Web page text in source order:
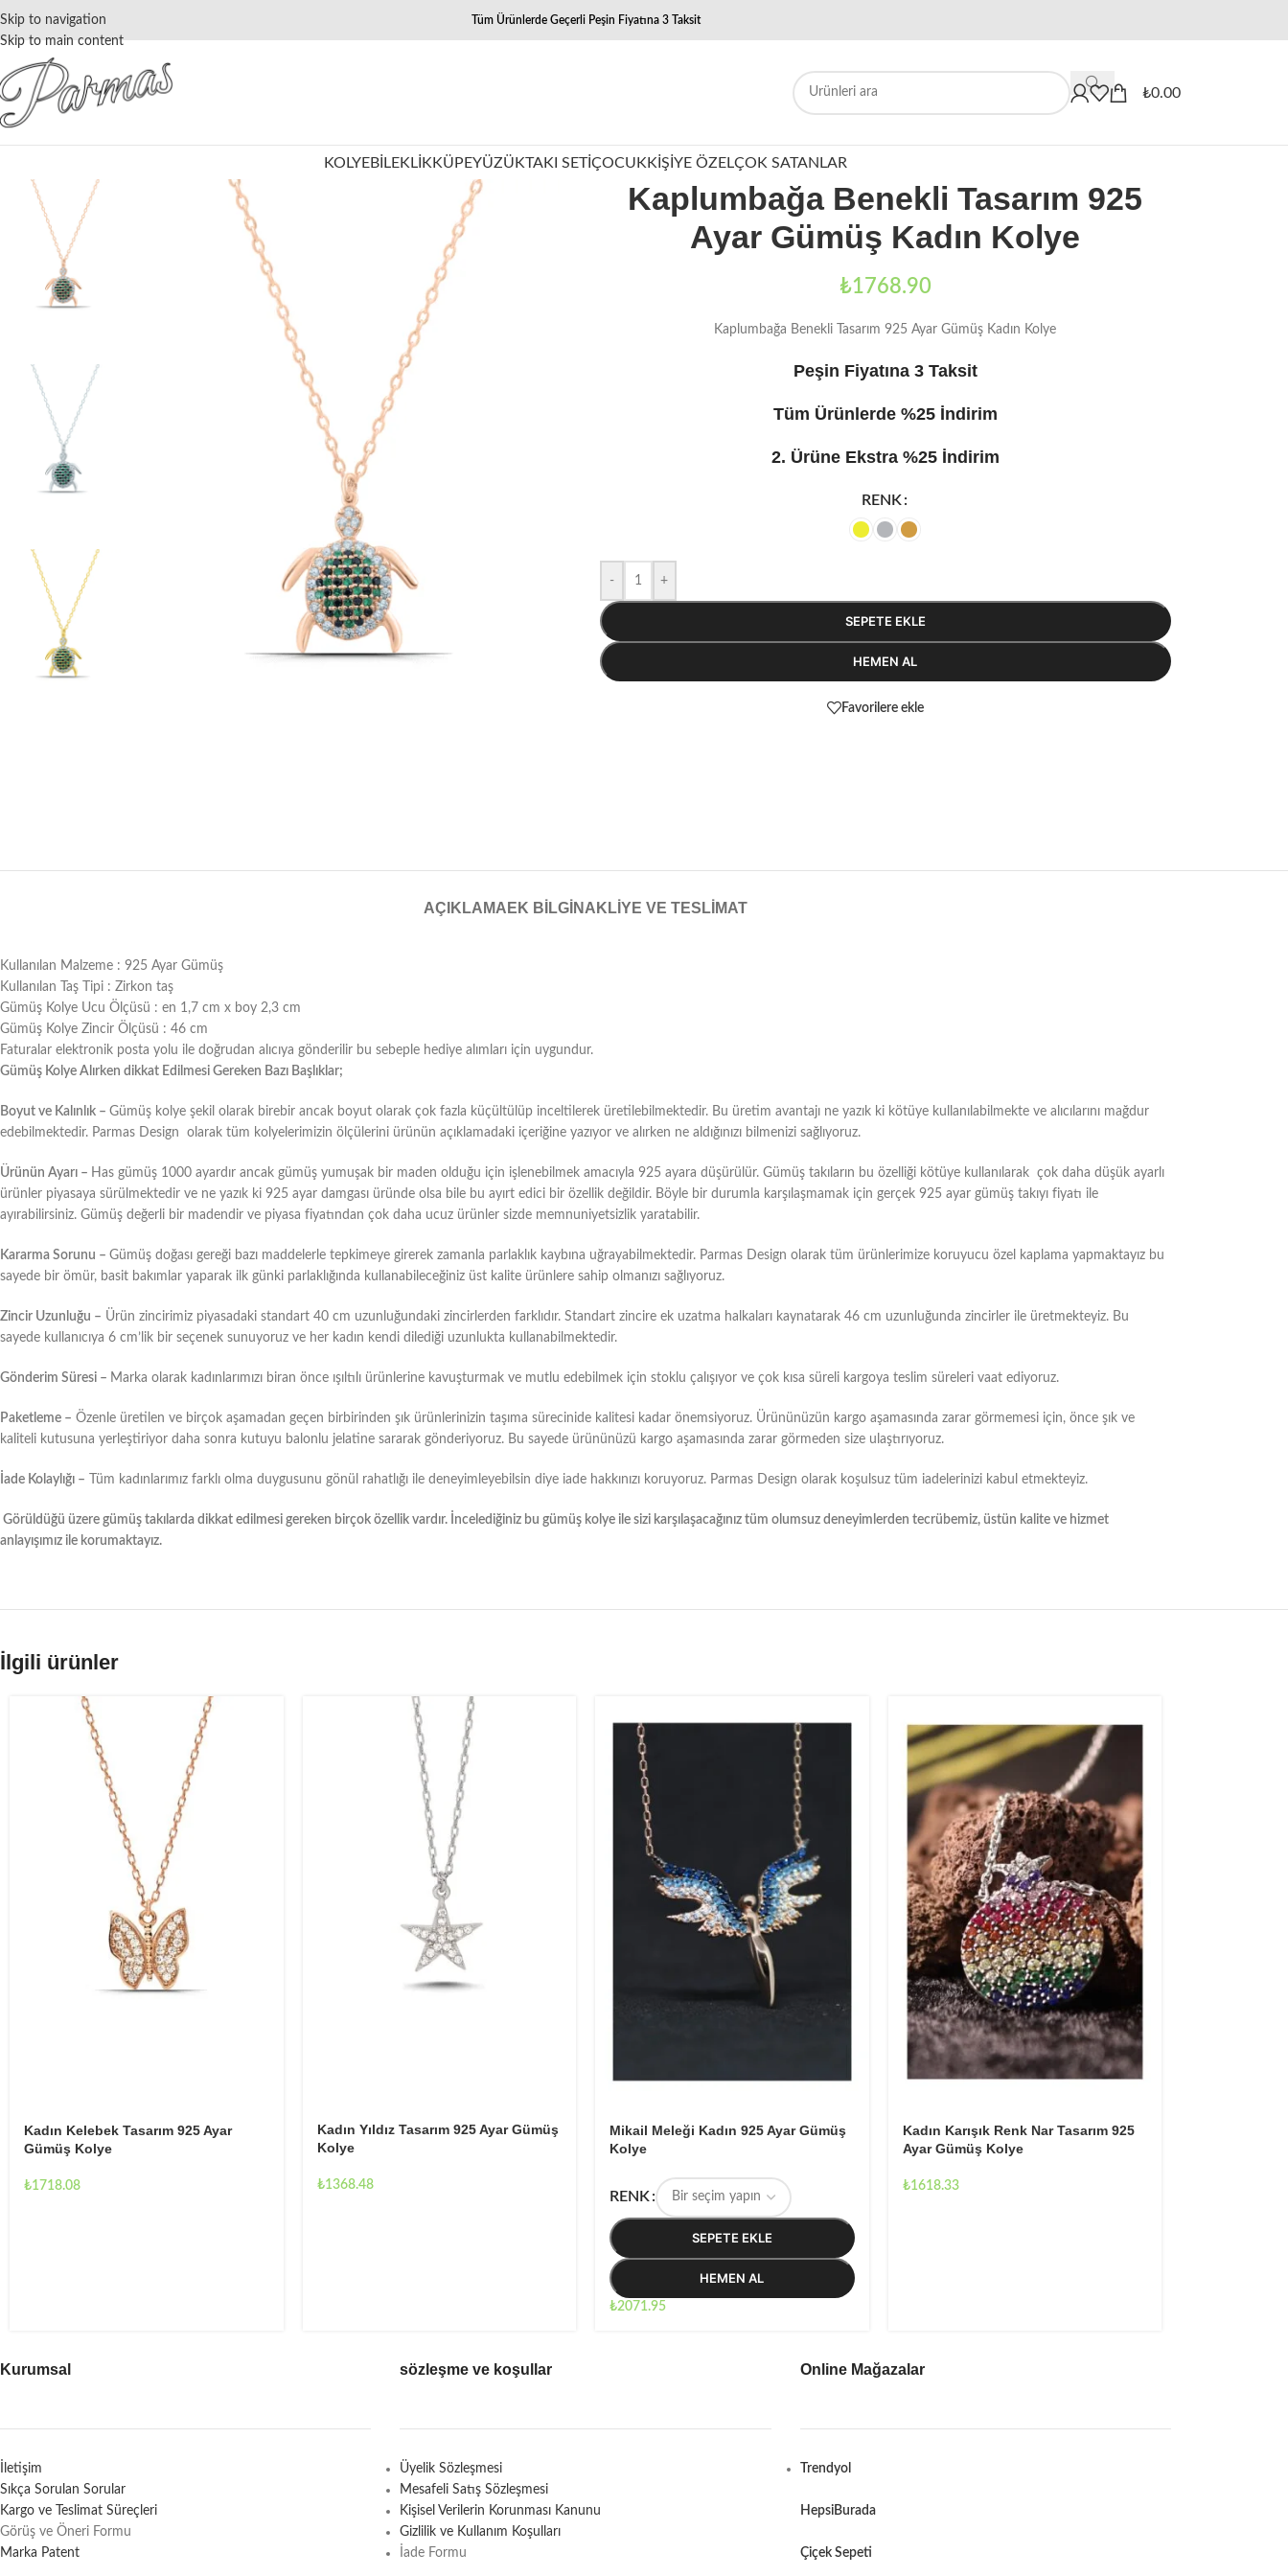
Skip to navigation
Skip to main content
Tüm Ürünlerde Geçerli Peşin Fiyatına 3 Taksit
When autocomplete results are
₺0.00
KOLYEBILEKLIKKÜPEYÜZÜKTAKI SETIÇOCUKKIŞIYE ÖZELÇOK SATANLAR
Kaplumbağa Benekli Tasarım 925
Ayar Gümüş Kadın Kolye
₺1768.90
Kaplumbağa Benekli Tasarım 925 Ayar Gümüş Kadın Kolye
Peşin Fiyatına 3 Taksit
Tüm Ürünlerde %25 İndirim
2. Ürüne Ekstra %25 İndirim
RENK
- +
SEPETE EKLE
HEMEN AL
Favorilere ekle
AÇIKLAMA EK BILGI NAKLIYE VE TESLIMAT
Kullanılan Malzeme : 925 Ayar Gümüş
Kullanılan Taş Tipi : Zirkon taş
Gümüş Kolye Ucu Ölçüsü : en 1,7 cm x boy 2,3 cm
Gümüş Kolye Zincir Ölçüsü : 46 cm
Faturalar elektronik posta yolu ile doğrudan alıcıya gönderilir bu sebeple hediye alımları için uygundur.
Gümüş Kolye Alırken dikkat Edilmesi Gereken Bazı Başlıklar;
Boyut ve Kalınlık – Gümüş kolye şekil olarak birebir ancak boyut olarak çok fazla küçültülüp inceltilerek üretilebilmektedir. Bu üretim avantajı ne yazık ki kötüye kullanılabilmekte ve alıcılarını mağdur
edebilmektedir. Parmas Design olarak tüm kolyelerimizin ölçülerini ürünün açıklamadaki içeriğine yazıyor ve alırken ne aldığınızı bilmenizi sağlıyoruz.
Ürünün Ayarı – Has gümüş 1000 ayardır ancak gümüş yumuşak bir maden olduğu için işlenebilmek amacıyla 925 ayara düşürülür. Gümüş takıların bu özelliği kötüye kullanılarak çok daha düşük ayarlı
ürünler piyasaya sürülmektedir ve ne yazık ki 925 ayar damgası üründe olsa bile bu ayırt edici bir özellik değildir. Böyle bir durumla karşılaşmamak için gerçek 925 ayar gümüş takıyı fiyatı ile
ayırabilirsiniz. Gümüş değerli bir madendir ve piyasa fiyatından çok daha ucuz ürünler sizde memnuniyetsizlik yaratabilir.
Kararma Sorunu – Gümüş doğası gereği bazı maddelerle tepkimeye girerek zamanla parlaklık kaybına uğrayabilmektedir. Parmas Design olarak tüm ürünlerimize koruyucu özel kaplama yapmaktayız bu
sayede bir ömür, basit bakımlar yaparak ilk günki parlaklığında kullanabileceğiniz üst kalite ürünlere sahip olmanızı sağlıyoruz.
Zincir Uzunluğu – Ürün zincirimiz piyasadaki standart 40 cm uzunluğundaki zincirlerden farklıdır. Standart zincire ek uzatma halkaları kaynatarak 46 cm uzunluğunda zincirler ile üretmekteyiz. Bu
sayede kullanıcıya 6 cm’lik bir seçenek sunuyoruz ve her kadın kendi dilediği uzunlukta kullanabilmektedir.
Gönderim Süresi – Marka olarak kadınlarımızı biran önce ışıltılı ürünlerine kavuşturmak ve mutlu edebilmek için stoklu çalışıyor ve çok kısa süreli kargoya teslim süreleri vaat ediyoruz.
Paketleme – Özenle üretilen ve birçok aşamadan geçen birbirinden şık ürünlerinizin taşıma sürecinide kalitesi kadar önemsiyoruz. Ürününüzün kargo aşamasında zarar görmemesi için, önce şık ve
kaliteli kutusuna yerleştiriyor daha sonra kutuyu balonlu jelatine sararak gönderiyoruz. Bu sayede ürününüzü kargo aşamasında zarar görmeden size ulaştırıyoruz.
İade Kolaylığı – Tüm kadınlarımız farklı olma duygusunu gönül rahatlığı ile deneyimleyebilsin diye iade hakkınızı koruyoruz. Parmas Design olarak koşulsuz tüm iadelerinizi kabul etmekteyiz.
Görüldüğü üzere gümüş takılarda dikkat edilmesi gereken birçok özellik vardır. İncelediğiniz bu gümüş kolye ile sizi karşılaşacağınız tüm olumsuz deneyimlerden tecrübemiz, üstün kalite ve hizmet
anlayışımız ile korumaktayız.
İlgili ürünler
Kadın Kelebek Tasarım 925 Ayar
Gümüş Kolye
₺1718.08
Kadın Yıldız Tasarım 925 Ayar Gümüş
Kolye
₺1368.48
Mikail Meleği Kadın 925 Ayar Gümüş
Kolye
RENK
SEPETE EKLE
HEMEN AL
₺2071.95
Kadın Karışık Renk Nar Tasarım 925
Ayar Gümüş Kolye
₺1618.33
Kurumsal
İletişim
Sıkça Sorulan Sorular
Kargo ve Teslimat Süreçleri
Görüş ve Öneri Formu
Marka Patent
sözleşme ve koşullar
Üyelik Sözleşmesi
Mesafeli Satış Sözleşmesi
Kişisel Verilerin Korunması Kanunu
Gizlilik ve Kullanım Koşulları
İade Formu
Online Mağazalar
Trendyol
HepsiBurada
Çiçek Sepeti